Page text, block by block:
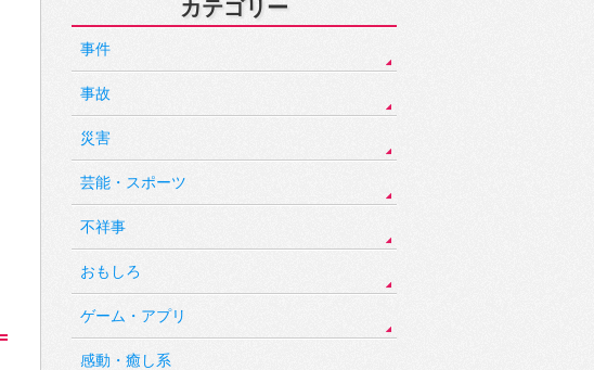
カテゴリー
事件
事故
災害
芸能・スポーツ
不祥事
おもしろ
ゲーム・アプリ
感動・癒し系